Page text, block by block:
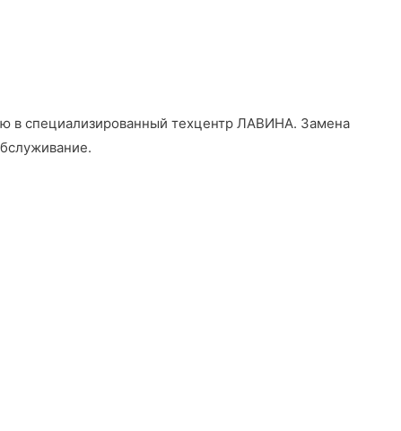
в специализированный техцентр ЛАВИНА. Замена